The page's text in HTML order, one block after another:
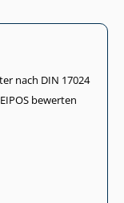
nach DIN 17024
bewerten